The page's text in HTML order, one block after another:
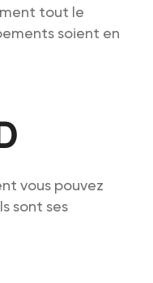
tout le
soient en
vous pouvez
sont ses